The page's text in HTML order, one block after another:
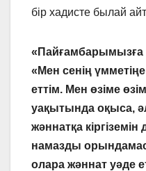
бір хадисте былай
«Пайғамбарымызға
«Мен сенің
еттім. Мен өзіме
уақытында оқыса,
жәннатқа
намазды
олара жәннат уәде